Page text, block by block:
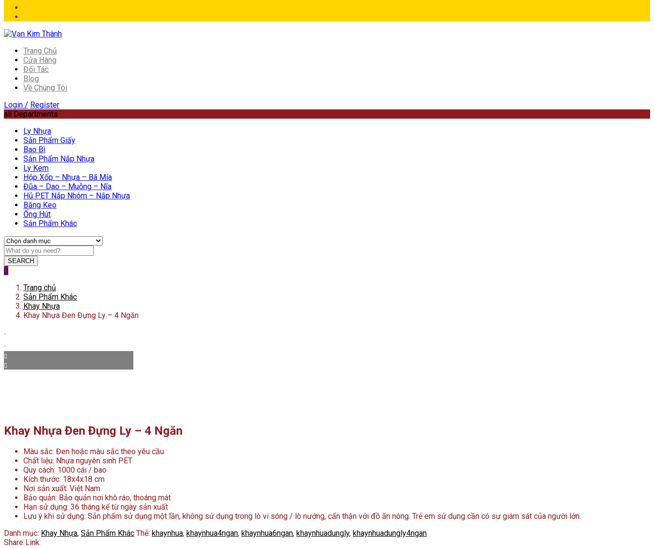
Trang Chủ
Cửa Hàng
Đối Tác
Blog
Về Chúng Tôi
Login / Register
all Departments
Ly Nhựa
Sản Phẩm Giấy
Bao Bì
Sản Phẩm Nắp Nhựa
Ly Kem
Hộp Xốp – Nhựa – Bã Mía
Đũa – Dao – Muỗng – Nĩa
Hủ PET Nắp Nhôm – Nắp Nhựa
Băng Keo
Ống Hút
Sản Phẩm Khác
SEARCH
0
Trang chủ
Sản Phẩm Khác
Khay Nhựa
Khay Nhựa Đen Đựng Ly – 4 Ngăn
Khay Nhựa Đen Đựng Ly – 4 Ngăn
Màu sắc: Đen hoặc màu sắc theo yêu cầu
Chất liệu: Nhựa nguyên sinh PET
Quy cách: 1000 cái / bao
Kích thước: 18x4x18 cm
Nơi sản xuất: Việt Nam
Bảo quản: Bảo quản nơi khô ráo, thoáng mát
Hạn sử dụng: 36 tháng kể từ ngày sản xuất
Lưu ý khi sử dụng: Sản phẩm sử dụng một lần, không sử dụng trong lò vi sóng / lò nướng, cẩn thận với đồ ăn nóng. Trẻ em sử dụng cần có sự giám sát của người lớn.
Danh mục: Khay Nhựa, Sản Phẩm Khác Thẻ: khaynhua, khaynhua4ngan, khaynhua6ngan, khaynhuadungly, khaynhuadungly4ngan
Share Link: